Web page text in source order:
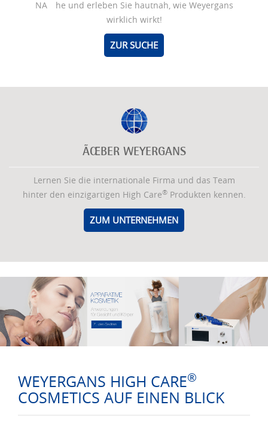
NÃ¤he und erleben Sie hautnah, wie Weyergans
wirklich wirkt!
ZUR SUCHE
ÃŒBER WEYERGANS
Lernen Sie die internationale Firma und das Team
hinter den einzigartigen High Care®Produkten kennen.
ZUM UNTERNEHMEN
WEYERGANS HIGH CARE®
COSMETICS AUF EINEN BLICK